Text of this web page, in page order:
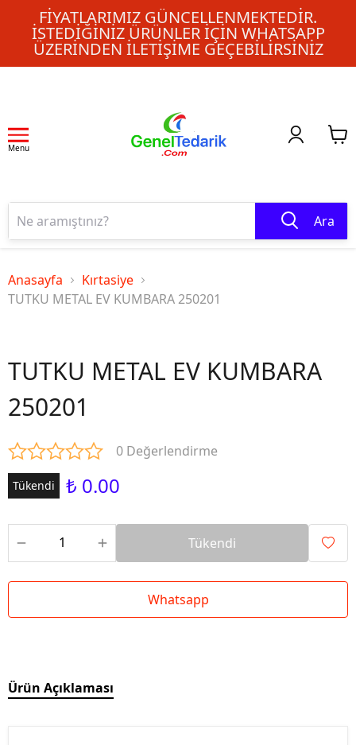
FIYATLARIMIZ GÜNCELLENMEKTEDIR.
İSTEDIĞINIZ ÜRÜNLER IÇIN WHATSAPP
ÜZERINDEN ILETIŞIME GEÇEBILIRSINIZ
Menu
Ara
Anasayfa
Kırtasiye
TUTKU METAL EV KUMBARA 250201
TUTKU METAL EV KUMBARA
250201
0 Değerlendirme
Tükendi ₺ 0.00
Tükendi
Whatsapp
Ürün Açıklaması